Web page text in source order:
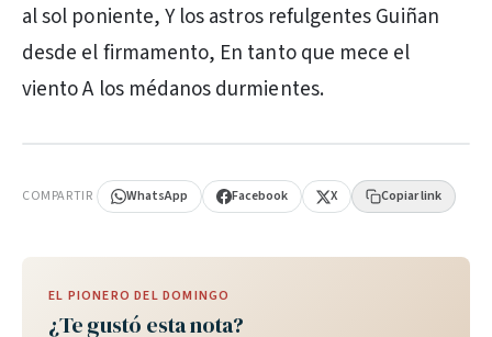
al sol poniente, Y los astros refulgentes Guiñan
desde el firmamento, En tanto que mece el
viento A los médanos durmientes.
COMPARTIR WhatsApp Facebook X Copiar link
EL PIONERO DEL DOMINGO
¿Te gustó esta nota?